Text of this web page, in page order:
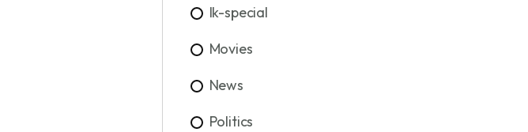
lk-special
Movies
News
Politics